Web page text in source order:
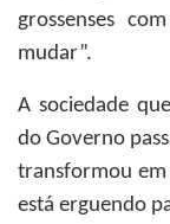
grossenses
mudar”.
A sociedade
do Governo
transformou em
está erguendo